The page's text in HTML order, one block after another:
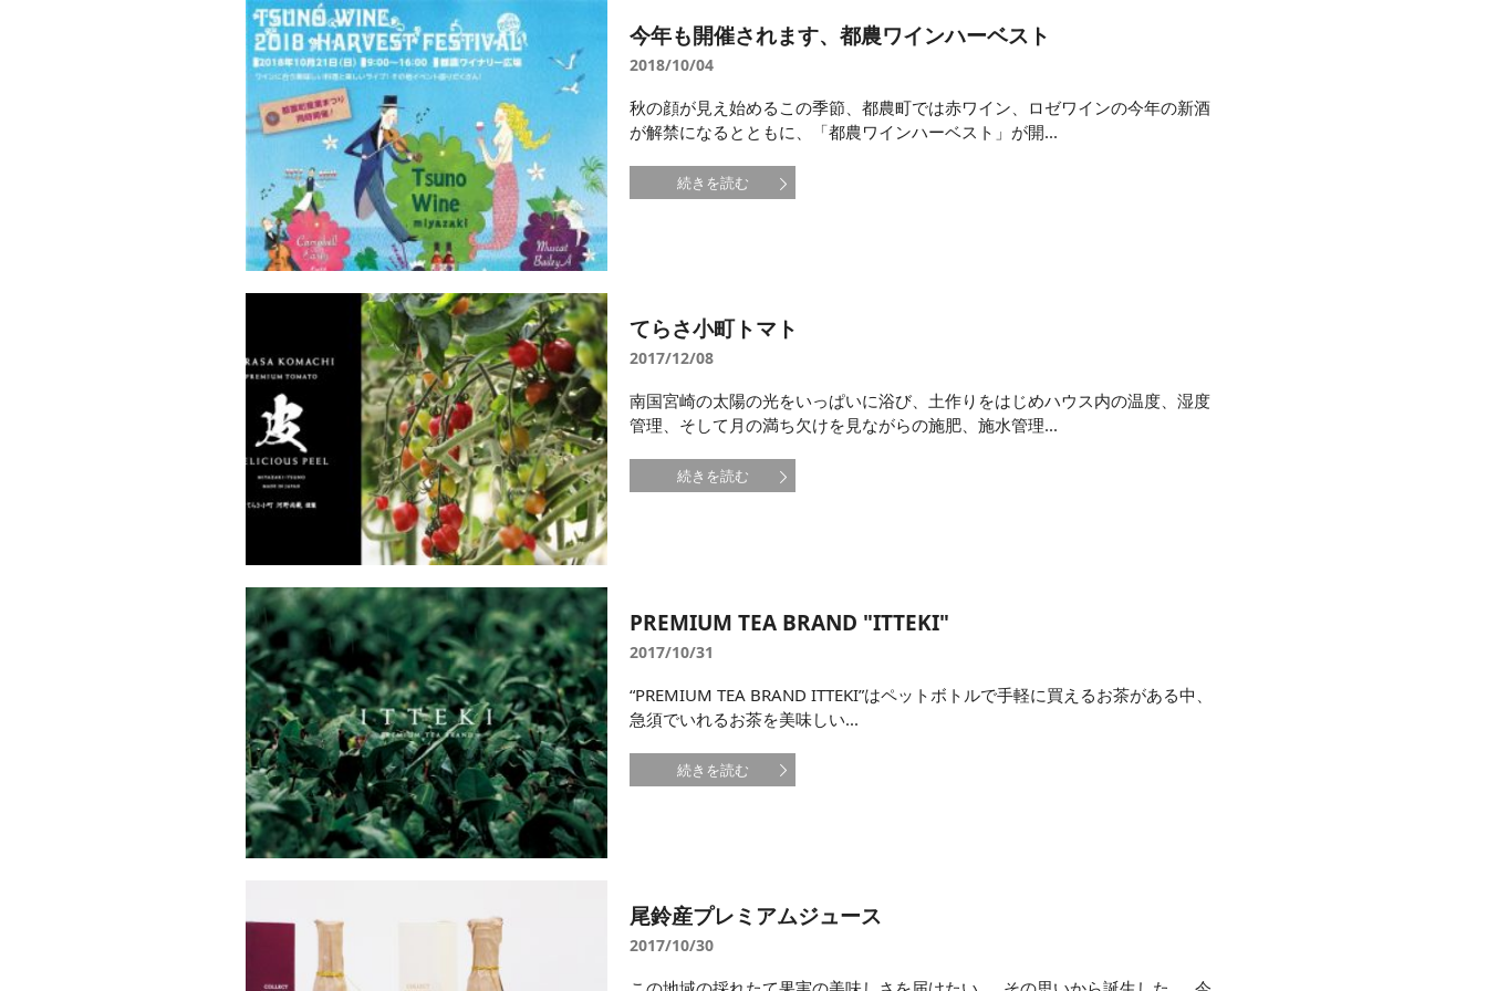
今年も開催されます、都農ワインハーベスト
2018/10/04
秋の顔が見え始めるこの季節、都農町では赤ワイン、ロゼワインの今年の新酒
が解禁になるとともに、「都農ワインハーベスト」が開...
続きを読む
てらさ小町トマト
2017/12/08
南国宮崎の太陽の光をいっぱいに浴び、土作りをはじめハウス内の温度、湿度
管理、そして月の満ち欠けを見ながらの施肥、施水管理...
続きを読む
PREMIUM TEA BRAND "ITTEKI"
2017/10/31
“PREMIUM TEA BRAND ITTEKI”はペットボトルで手軽に買えるお茶がある中、
急須でいれるお茶を美味しい...
続きを読む
尾鈴産プレミアムジュース
2017/10/30